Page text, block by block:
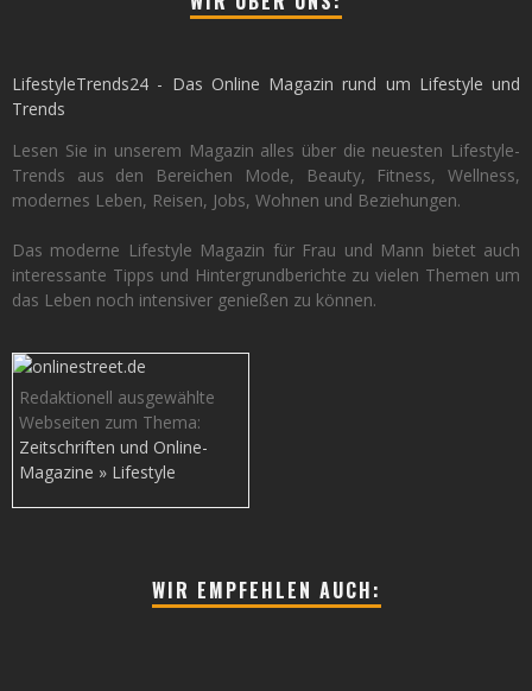
LifestyleTrends24 - Das Online Magazin rund um Lifestyle und
Trends
Lesen Sie in unserem Magazin alles über die neuesten Lifestyle-
Trends aus den Bereichen Mode, Beauty, Fitness, Wellness,
modernes Leben, Reisen, Jobs, Wohnen und Beziehungen.
Das moderne Lifestyle Magazin für Frau und Mann bietet auch
interessante Tipps und Hintergrundberichte zu vielen Themen um
das Leben noch intensiver genießen zu können.
Redaktionell ausgewählte
Webseiten zum Thema:
Zeitschriften und Online-
Magazine » Lifestyle
WIR EMPFEHLEN AUCH: